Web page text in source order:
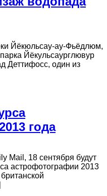
Йёкюльсау-ау-Фьёдлюм,
Йёкульсаурглювур
Деттифосс, один из
года
Mail, 18 сентября будут
астрофотографии 2013